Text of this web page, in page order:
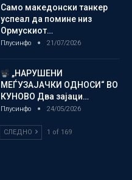
Само македонски танкер
успеал да помине низ
Ормускиот…
Плусинфо 21/07/2026
„НАРУШЕНИ
МЕЃУЗАЈАЧКИ ОДНОСИ“ ВО
КУНОВО Два зајаци…
Плусинфо 24/05/2026
СЛЕДНО 1 of 169